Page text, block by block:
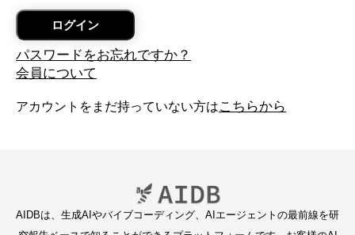
パスワードをお忘れですか？
会員について
アカウントをまだ持っていない方は こちらから
AIDBは、生成AIやバイブコーディング、AIエージェントの最前線を研